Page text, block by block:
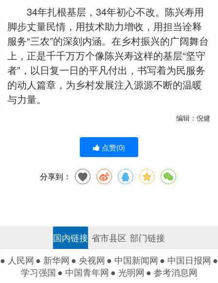
34年扎根基层，34年初心不改。陈兴寿用
脚步丈量民情，用技术助力增收，用担当诠释
服务“三农”的深刻内涵。在乡村振兴的广阔舞台
上，正是千千万万个像陈兴寿这样的基层“坚守
者”，以日复一日的平凡付出，书写着为民服务
的动人篇章，为乡村发展注入源源不断的温暖
与力量。
编辑：倪健
点赞(0)
分享到：
国内链接 省市县区 部门链接
● 人民网 ● 新华网 ● 央视网 ● 中国新闻网 ● 中国日报网 ●
学习强国● 中国青年网 ● 光明网 ● 参考消息网